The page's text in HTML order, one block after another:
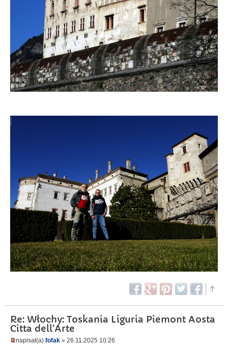
Re: Włochy: Toskania Liguria Piemont Aosta
Citta dell'Arte
napisał(a) fofak » 26.11.2025 10:26